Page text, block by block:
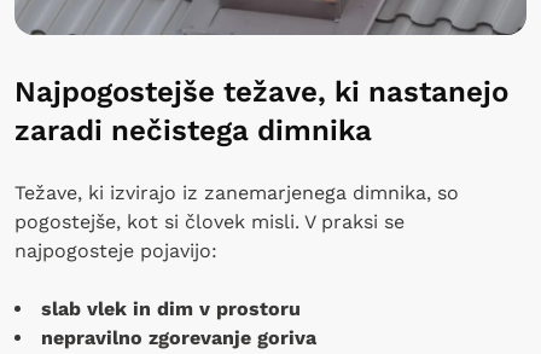
Najpogostejše težave, ki nastanejo
zaradi nečistega dimnika
Težave, ki izvirajo iz zanemarjenega dimnika, so
pogostejše, kot si človek misli. V praksi se
najpogosteje pojavijo:
slab vlek in dim v prostoru
nepravilno zgorevanje goriva